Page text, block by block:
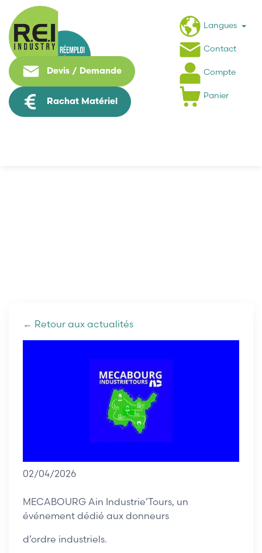
Devis / Demande
Rachat Matériel
Langues
Contact
Compte
Panier
← Retour aux actualités
02/04/2026
MECABOURG Ain Industrie’Tours, un
événement dédié aux donneurs
d’ordre industriels.